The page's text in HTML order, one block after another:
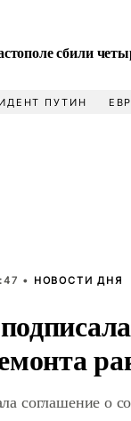
сбили
ПУТИН
• НОВОСТИ ДНЯ
соглашение о